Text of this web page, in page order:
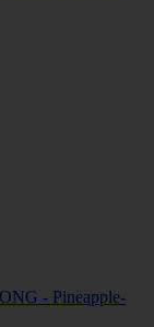
- Pineapple-